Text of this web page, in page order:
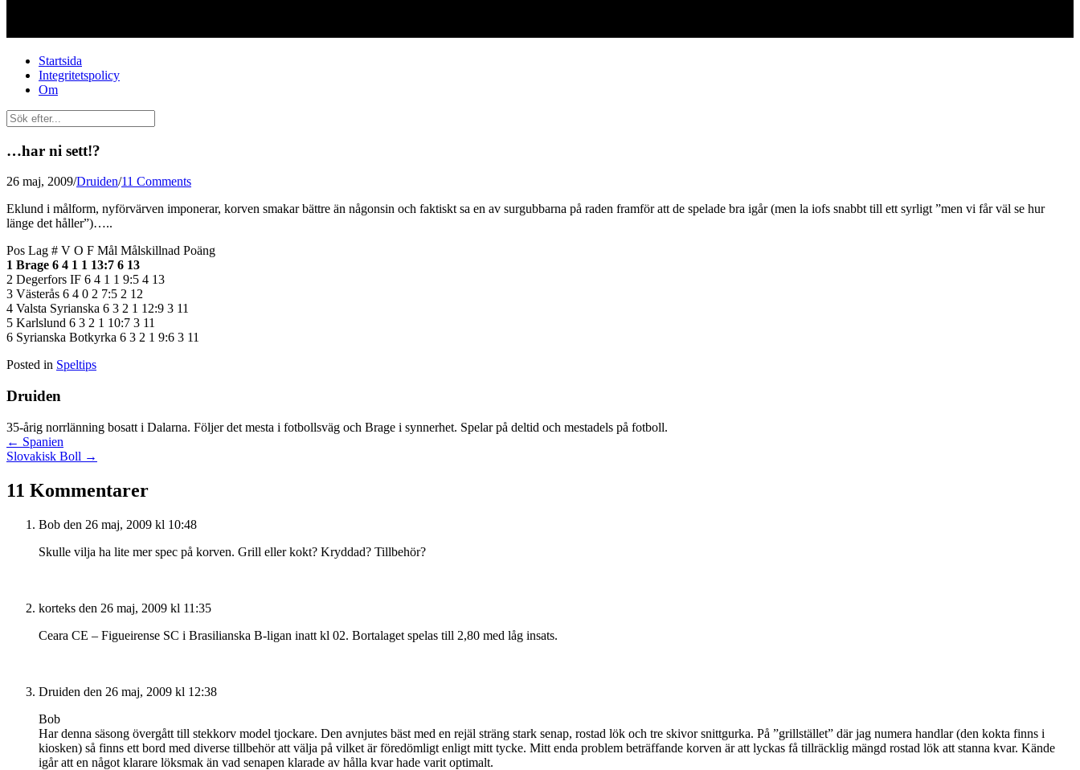
Startsida
Integritetspolicy
Om
…har ni sett!?
26 maj, 2009/Druiden/11 Comments
Eklund i målform, nyförvärven imponerar, korven smakar bättre än någonsin och faktiskt sa en av surgubbarna på raden framför att de spelade bra igår (men la iofs snabbt till ett syrligt ”men vi får väl se hur
länge det håller”)…..
Pos Lag # V O F Mål Målskillnad Poäng
1 Brage 6 4 1 1 13:7 6 13
2 Degerfors IF 6 4 1 1 9:5 4 13
3 Västerås 6 4 0 2 7:5 2 12
4 Valsta Syrianska 6 3 2 1 12:9 3 11
5 Karlslund 6 3 2 1 10:7 3 11
6 Syrianska Botkyrka 6 3 2 1 9:6 3 11
Posted in Speltips
Druiden
35-årig norrlänning bosatt i Dalarna. Följer det mesta i fotbollsväg och Brage i synnerhet. Spelar på deltid och mestadels på fotboll.
Posts
navigation
← Spanien
Slovakisk Boll →
11 Kommentarer
Bob den 26 maj, 2009 kl 10:48
Skulle vilja ha lite mer spec på korven. Grill eller kokt? Kryddad? Tillbehör?
korteks den 26 maj, 2009 kl 11:35
Ceara CE – Figueirense SC i Brasilianska B-ligan inatt kl 02. Bortalaget spelas till 2,80 med låg insats.
Druiden den 26 maj, 2009 kl 12:38
Bob
Har denna säsong övergått till stekkorv model tjockare. Den avnjutes bäst med en rejäl sträng stark senap, rostad lök och tre skivor snittgurka. På ”grillstället” där jag numera handlar (den kokta finns i
kiosken) så finns ett bord med diverse tillbehör att välja på vilket är föredömligt enligt mitt tycke. Mitt enda problem beträffande korven är att lyckas få tillräcklig mängd rostad lök att stanna kvar. Kände
igår att en något klarare löksmak än vad senapen klarade av hålla kvar hade varit optimalt.